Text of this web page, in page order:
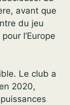
avant que
du jeu
l’Europe
Le club a
2020,